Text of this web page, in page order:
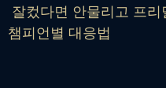
잘컸다면 안물리고 프
챔피언별 대응법